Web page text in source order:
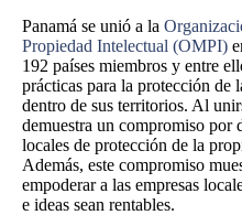
Panamá se unió a la
Propiedad Intelectual (OMPI)
192 países miembros y entre
prácticas para la protección de
dentro de sus territorios. Al
demuestra un compromiso por
locales de protección de la
Además, este compromiso
empoderar a las empresas
e ideas sean rentables.